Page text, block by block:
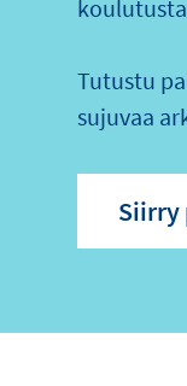
Tutustu
sujuvaa
Siirry